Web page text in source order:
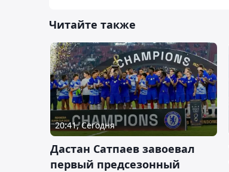
Читайте также
20:41, Сегодня
Дастан Сатпаев завоевал
первый предсезонный